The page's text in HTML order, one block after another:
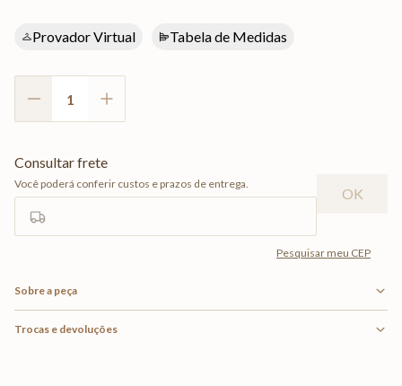
Provador Virtual Tabela de Medidas
Sobre a peça
Trocas e devoluções